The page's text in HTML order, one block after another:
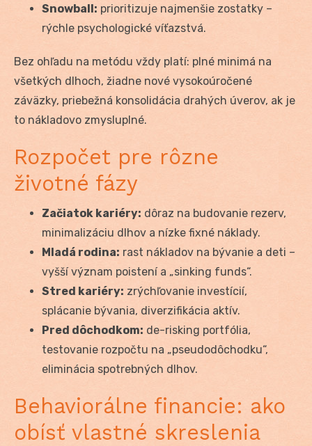
Snowball: prioritizuje najmenšie zostatky –
rýchle psychologické víťazstvá.
Bez ohľadu na metódu vždy platí: plné minimá na
všetkých dlhoch, žiadne nové vysokoúročené
záväzky, priebežná konsolidácia drahých úverov, ak je
to nákladovo zmysluplné.
Rozpočet pre rôzne
životné fázy
Začiatok kariéry: dôraz na budovanie rezerv,
minimalizáciu dlhov a nízke fixné náklady.
Mladá rodina: rast nákladov na bývanie a deti –
vyšší význam poistení a „sinking funds“.
Stred kariéry: zrýchľovanie investícií,
splácanie bývania, diverzifikácia aktív.
Pred dôchodkom: de-risking portfólia,
testovanie rozpočtu na „pseudodôchodku“,
eliminácia spotrebných dlhov.
Behaviorálne financie: ako
obísť vlastné skreslenia